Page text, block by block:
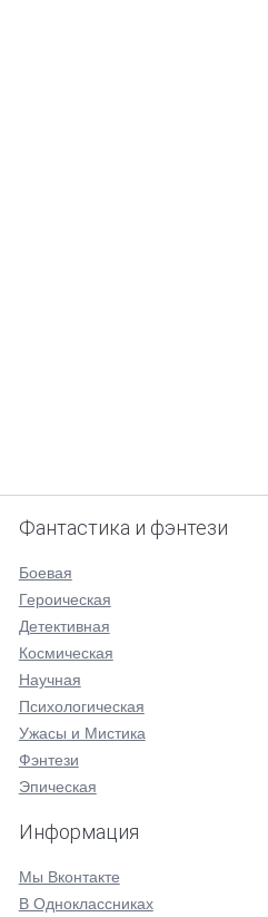
Фантастика и фэнтези
Боевая
Героическая
Детективная
Космическая
Научная
Психологическая
Ужасы и Мистика
Фэнтези
Эпическая
Информация
Мы Вконтакте
В Одноклассниках